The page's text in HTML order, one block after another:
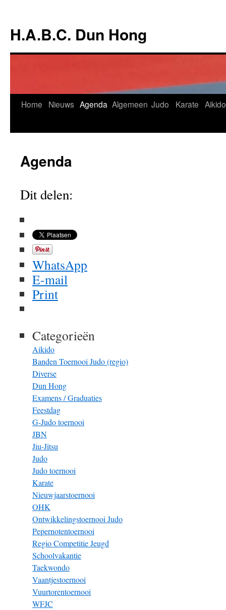
de
inhoud
H.A.B.C. Dun Hong
Home Nieuws Agenda Algemeen Judo Karate Aikido
Agenda
Dit delen:
WhatsApp
E-mail
Print
Categorieën
Aikido
Banden Toernooi Judo (regio)
Diverse
Dun Hong
Examens / Graduaties
Feestdag
G-Judo toernooi
JBN
Jiu-Jitsu
Judo
Judo toernooi
Karate
Nieuwjaarstoernooi
OHK
Ontwikkelingstoernooi Judo
Pepernotentoernooi
Regio Competitie Jeugd
Schoolvakantie
Taekwondo
Vaantjestoernooi
Vuurtorentoernooi
WFJC